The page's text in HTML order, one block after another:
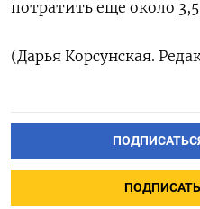
потратить еще около
(Дарья Корсунская.